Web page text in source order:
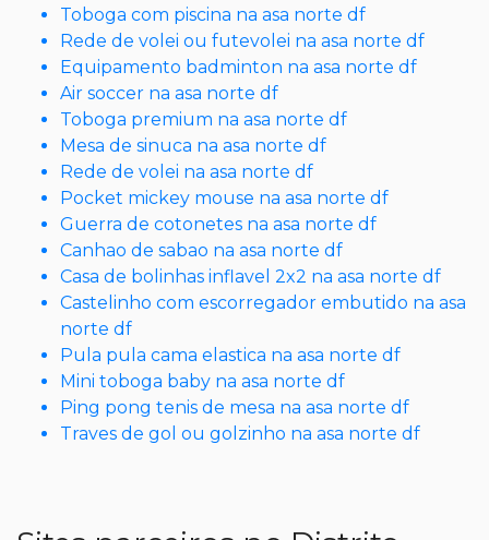
Toboga com piscina na asa norte df
Rede de volei ou futevolei na asa norte df
Equipamento badminton na asa norte df
Air soccer na asa norte df
Toboga premium na asa norte df
Mesa de sinuca na asa norte df
Rede de volei na asa norte df
Pocket mickey mouse na asa norte df
Guerra de cotonetes na asa norte df
Canhao de sabao na asa norte df
Casa de bolinhas inflavel 2x2 na asa norte df
Castelinho com escorregador embutido na asa
norte df
Pula pula cama elastica na asa norte df
Mini toboga baby na asa norte df
Ping pong tenis de mesa na asa norte df
Traves de gol ou golzinho na asa norte df